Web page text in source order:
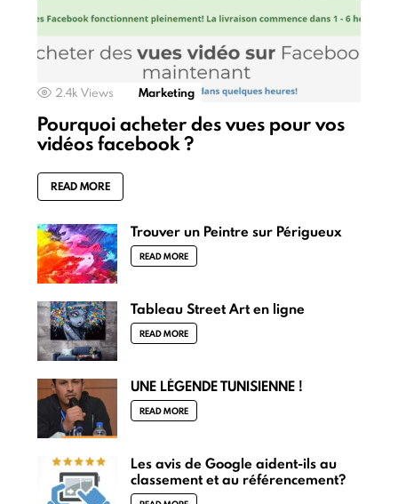
2.4k Views Marketing
Pourquoi acheter des vues pour vos
vidéos facebook ?
READ MORE
Trouver un Peintre sur Périgueux
READ MORE
Tableau Street Art en ligne
READ MORE
UNE LÉGENDE TUNISIENNE !
READ MORE
Les avis de Google aident-ils au
classement et au référencement?